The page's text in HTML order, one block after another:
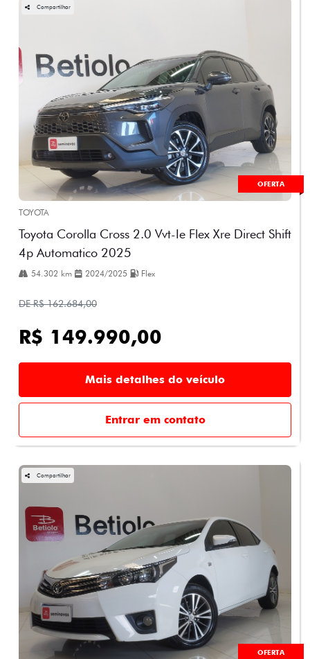
OFERTA
Compartilhar
TOYOTA
Toyota Corolla Cross 2.0 Vvt-Ie Flex Xre Direct Shift
4p Automatico 2025
54.302 km 2024/2025 Flex
DE R$ 162.684,00
R$ 149.990,00
Mais detalhes do veículo
Entrar em contato
OFERTA
Compartilhar